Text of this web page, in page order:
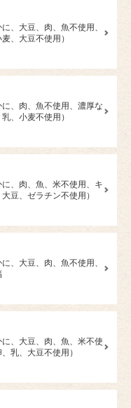
、大豆、肉、魚不使用、
、大豆不使用）
、肉、魚不使用、濃厚な
、小麦不使用）
、肉、魚、米不使用、キ
豆、ゼラチン不使用）
、大豆、肉、魚不使用、
、大豆、肉、魚、米不使
乳、大豆不使用）